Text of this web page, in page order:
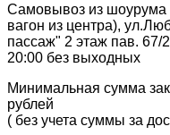
Самовывоз из шоурума
вагон из центра),
пассаж" 2 этаж пав. 67/
20:00 без выходных
Минимальная сумма
рублей
( без учета суммы за